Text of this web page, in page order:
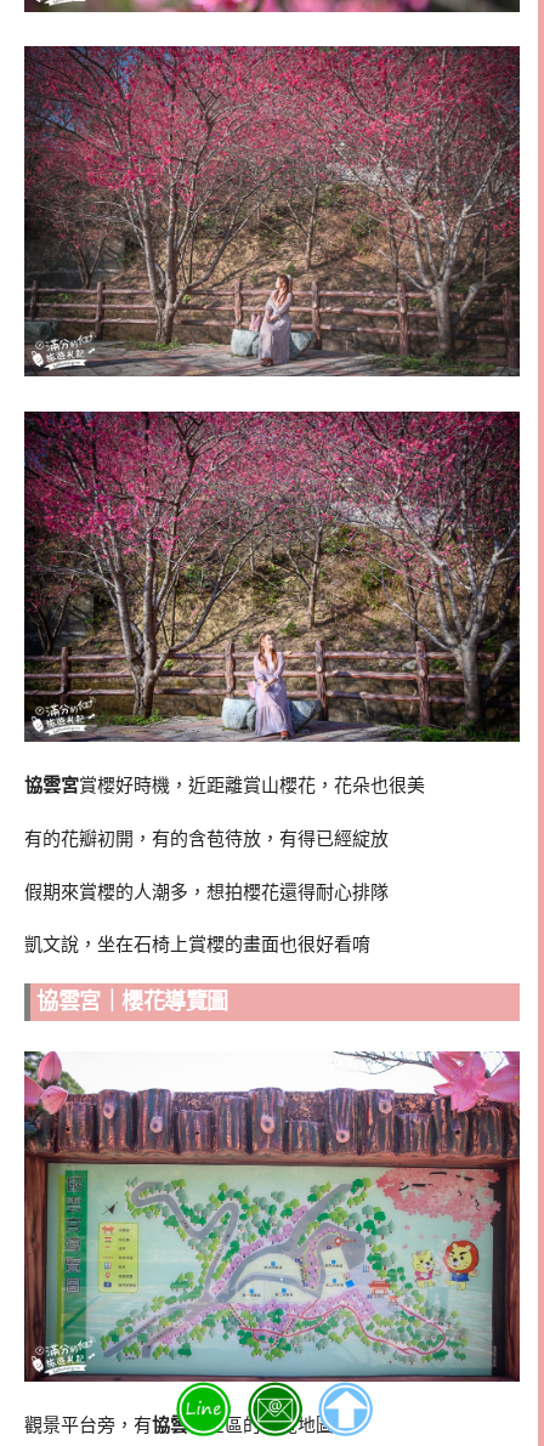
協雲宮賞櫻好時機，近距離賞山櫻花，花朵也很美
有的花瓣初開，有的含苞待放，有得已經綻放
假期來賞櫻的人潮多，想拍櫻花還得耐心排隊
凱文說，坐在石椅上賞櫻的畫面也很好看唷
協雲宮｜櫻花導覽圖
觀景平台旁，有協雲宮 全區的導覽地圖